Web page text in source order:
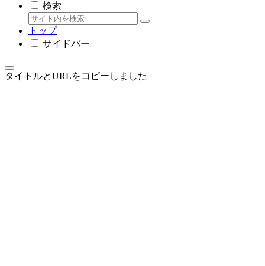
検索
トップ
サイドバー
タイトルとURLをコピーしました